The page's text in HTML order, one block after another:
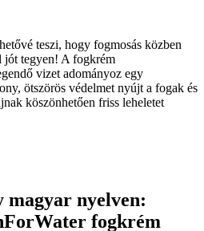
teszi, hogy fogmosás közben
jót tegyen! A fogkrém
vizet adományoz egy
ötszörös védelmet nyújt a fogak és
köszönhetően friss leheletet
magyar nyelven:
fogkrém